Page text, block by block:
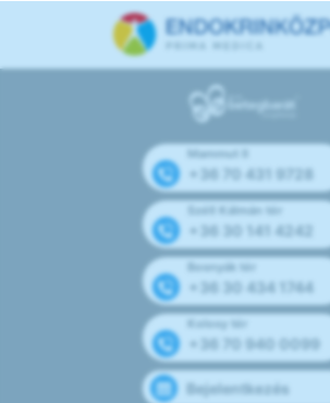
Mammut II
+36 70 431 9728
Széll Kálmán tér
+36 30 141 4242
Bosnyák tér
+36 30 434 1744
Kolosy tér
+36 70 940 0099
Bejelentkezés